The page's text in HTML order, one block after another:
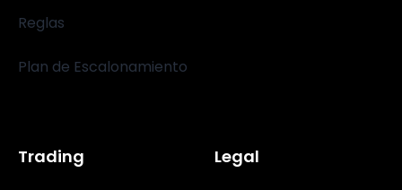
Reglas
Plan de Escalonamiento
Trading Legal